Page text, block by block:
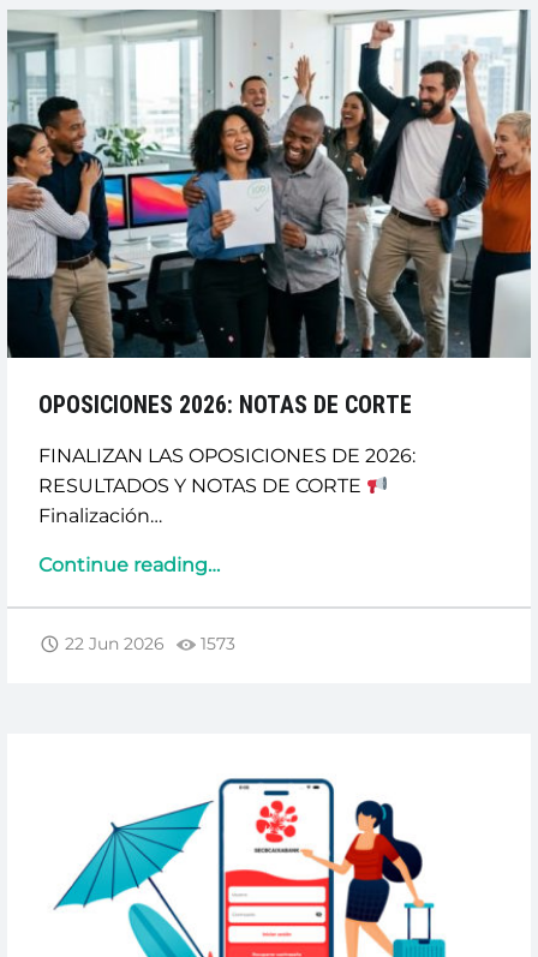
HLS
PARA
LOS
EQUIPOS
SOPORTE”
OPOSICIONES 2026: NOTAS DE CORTE
FINALIZAN LAS OPOSICIONES DE 2026:
RESULTADOS Y NOTAS DE CORTE
Finalización…
Continue reading“OPOSICIONES
DE
…
22 Jun 2026 1573